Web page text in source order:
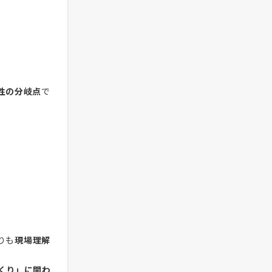
の分岐点で
も現場理解
り」に関わ